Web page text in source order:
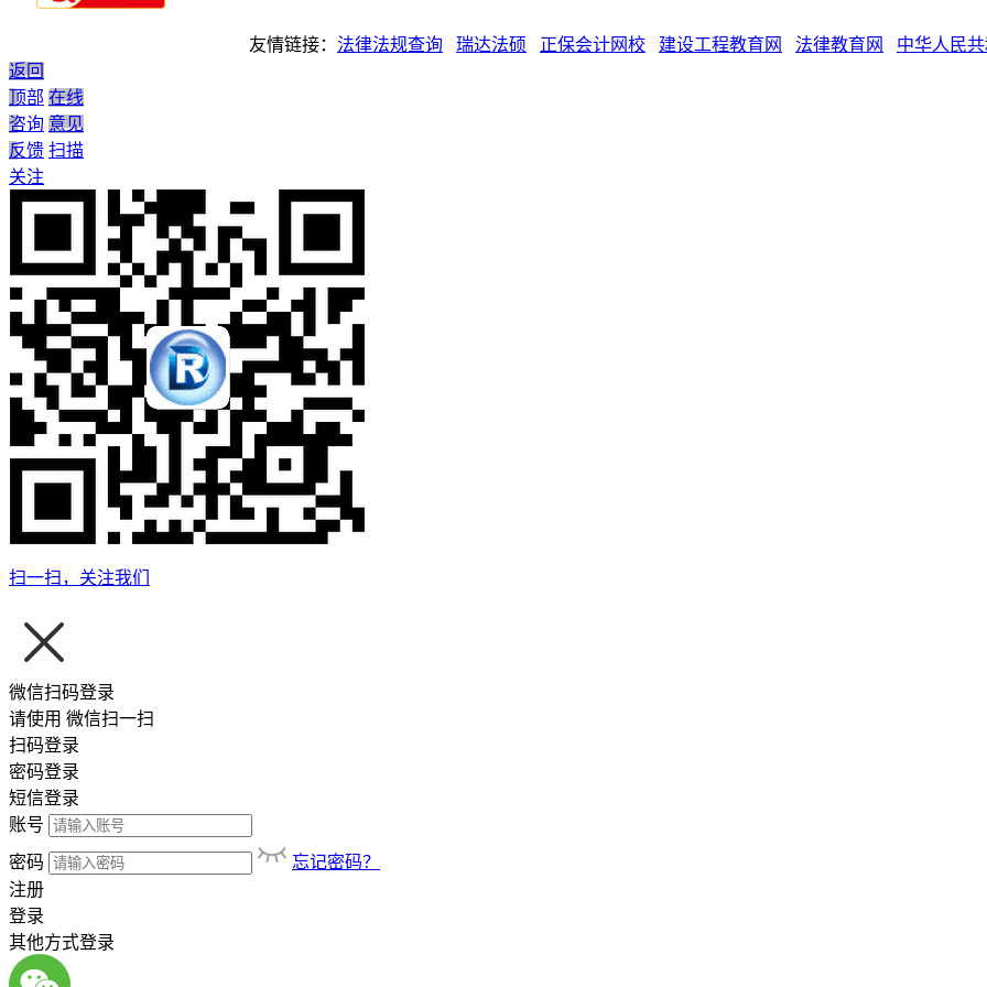
友情链接： 法律法规查询 瑞达法硕 正保会计网校 建设工程教育网 法律教育网
中华人民
返回
顶部 在线
咨询 意见
反馈 扫描
关注
扫一扫，关注我们
微信扫码登录
请使用 微信扫一扫
扫码登录
密码登录
短信登录
账号
密码
忘记密码？
注册
登录
其他方式登录